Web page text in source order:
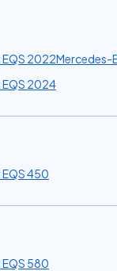
2022Mercedes-
2024
450
580